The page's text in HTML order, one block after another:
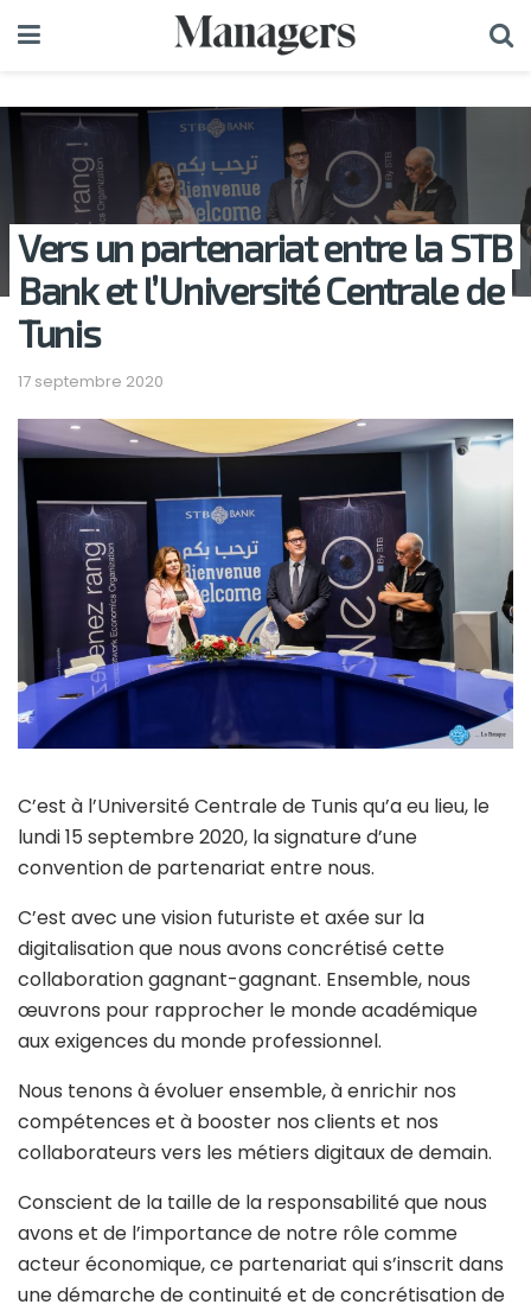
Vers un partenariat entre la STB
Bank et l’Université Centrale de
Tunis
17 septembre 2020
C’est à l’Université Centrale de Tunis qu’a eu lieu, le
lundi 15 septembre 2020, la signature d’une
convention de partenariat entre nous.
C’est avec une vision futuriste et axée sur la
digitalisation que nous avons concrétisé cette
collaboration gagnant-gagnant. Ensemble, nous
œuvrons pour rapprocher le monde académique
aux exigences du monde professionnel.
Nous tenons à évoluer ensemble, à enrichir nos
compétences et à booster nos clients et nos
collaborateurs vers les métiers digitaux de demain.
Conscient de la taille de la responsabilité que nous
avons et de l’importance de notre rôle comme
acteur économique, ce partenariat qui s’inscrit dans
une démarche de continuité et de concrétisation de